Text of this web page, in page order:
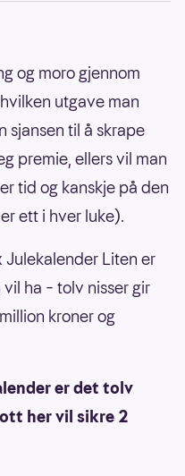
og moro gjennom
utgave man
sjansen til å skrape
premie, ellers vil man
tid og kanskje på den
ett i hver luke).
Julekalender Liten er
ha – tolv nisser gir
kroner og
er det tolv
her vil sikre 2